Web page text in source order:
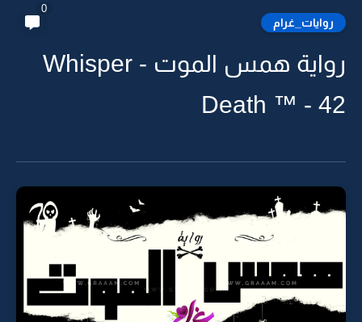
روايات_غرام
0
رواية همس الموت - Whisper
Death ™ - 42